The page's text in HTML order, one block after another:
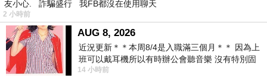
他才入了我的夢。再者，昨天晚餐吃乾麵覺得很美味，應
該也跟這夢脫不了關係？
上班的路上，就在離家不到一公里的爬坡路燈上，遇到一
隻鷹。於是停下機車拿出手機在燈下拍牠，很難得這麼大
友小心. 詐騙盛行 我FB都沒在使用聊天
2 小時前
AUG 8, 2026
近況更新＊＊本周8/4是入職滿三個月＊＊ 因為上
班可以戴耳機所以有時辦公會聽音樂 沒有特別固
定哪天但就是一周某一天會固定聽'90
14 小時前